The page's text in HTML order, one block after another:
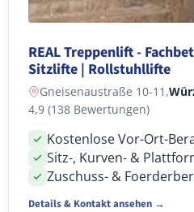
REAL Treppenlift -
Sitzlifte | Rollstuhllifte
Gneisenaustraße 10-11,
4,9 (138 Bewertungen)
Kostenlose Vor-Ort-
Sitz-, Kurven- &
Zuschuss- &
Details & Kontakt ansehen →